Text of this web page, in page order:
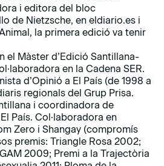
i editora del bloc
de Nietzsche, en eldiario.es i
la primera edició va tenir
el Màster d’Edició Santillana-
en la Cadena SER.
d’Opinió a El País (de 1998 a
regionals del Grup Prisa.
i coordinadora de
País. Col·laboradora en
Zero i Shangay (compromís
premis: Triangle Rosa 2002;
2009; Premi a la Trajectòria